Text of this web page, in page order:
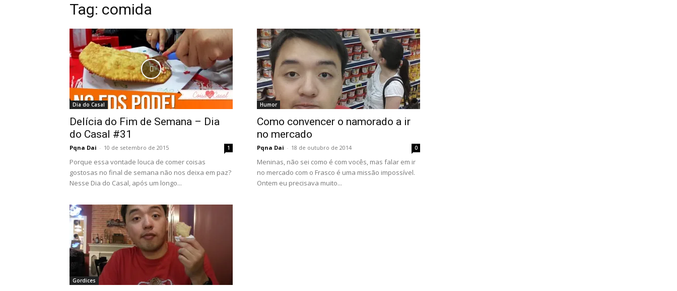
Tag: comida
Dia do Casal
Delícia do Fim de Semana – Dia
do Casal #31
Pqna Dai - 10 de setembro de 2015 1
Porque essa vontade louca de comer coisas
gostosas no final de semana não nos deixa em paz?
Nesse Dia do Casal, após um longo...
Humor
Como convencer o namorado a ir
no mercado
Pqna Dai - 18 de outubro de 2014 0
Meninas, não sei como é com vocês, mas falar em ir
no mercado com o Frasco é uma missão impossível.
Ontem eu precisava muito...
Gordices